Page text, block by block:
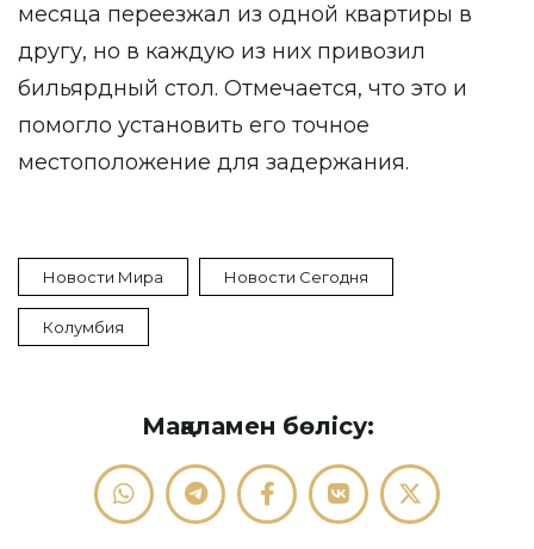
месяца переезжал из одной квартиры в
другу, но в каждую из них привозил
бильярдный стол. Отмечается, что это и
помогло установить его точное
местоположение для задержания.
Новости Мира Новости Сегодня
Колумбия
Мақаламен бөлісу: